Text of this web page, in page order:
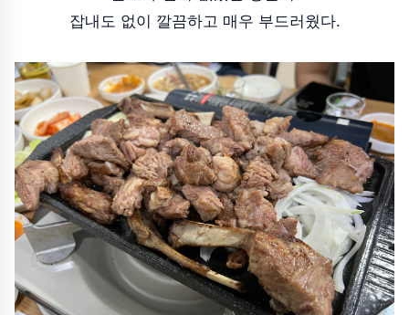
잡내도 없이 깔끔하고 매우 부드러웠다.